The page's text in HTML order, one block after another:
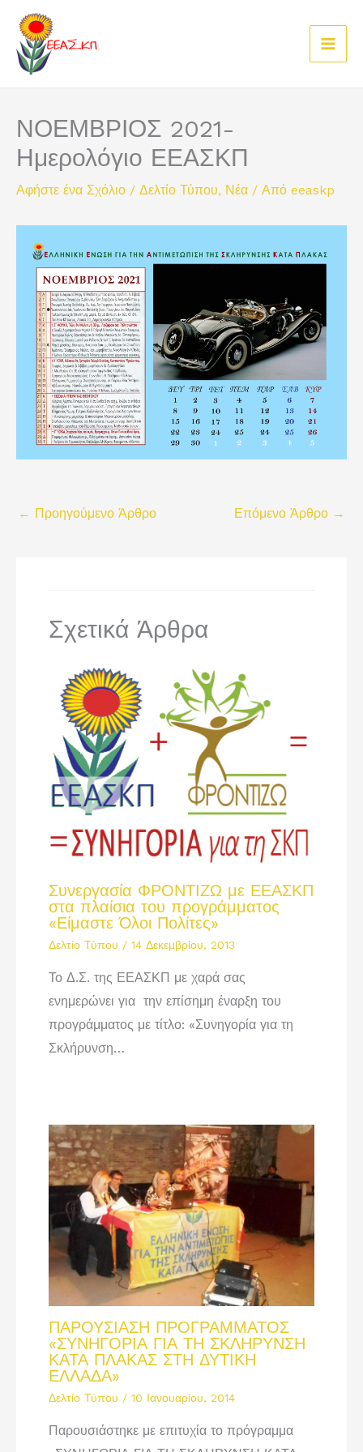
Μετάβαση
περιεχόμενο
ΝΟΕΜΒΡΙΟΣ 2021-
Ημερολόγιο ΕΕΑΣΚΠ
Αφήστε ένα Σχόλιο / Δελτίο Τύπου, Νέα / Από eeaskp
← Προηγούμενο Άρθρο Επόμενο Άρθρο →
Σχετικά Άρθρα
Συνεργασία ΦΡΟΝΤΙΖΩ με ΕΕΑΣΚΠ
στα πλαίσια του προγράμματος
«Είμαστε Όλοι Πολίτες»
Δελτίο Τύπου / 14 Δεκεμβρίου, 2013
Το Δ.Σ. της ΕΕΑΣΚΠ με χαρά σας
ενημερώνει για την επίσημη έναρξη του
προγράμματος με τίτλο: «Συνηγορία για τη
Σκλήρυνση…
ΠΑΡΟΥΣΙΑΣΗ ΠΡΟΓΡΑΜΜΑΤΟΣ
«ΣΥΝΗΓΟΡΙΑ ΓΙΑ ΤΗ ΣΚΛΗΡΥΝΣΗ
ΚΑΤΑ ΠΛΑΚΑΣ ΣΤΗ ΔΥΤΙΚΗ
ΕΛΛΑΔΑ»
Δελτίο Τύπου / 10 Ιανουαρίου, 2014
Παρουσιάστηκε με επιτυχία το πρόγραμμα